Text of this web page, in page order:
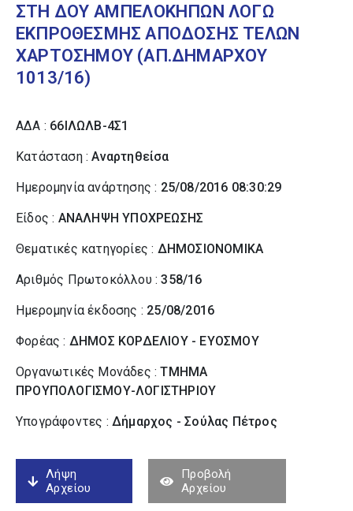
ΣΤΗ ΔΟΥ ΑΜΠΕΛΟΚΗΠΩΝ ΛΟΓΩ
ΕΚΠΡΟΘΕΣΜΗΣ ΑΠΟΔΟΣΗΣ ΤΕΛΩΝ
ΧΑΡΤΟΣΗΜΟΥ (ΑΠ.ΔΗΜΑΡΧΟΥ
1013/16)
ΑΔΑ : 66ΙΛΩΛΒ-4Σ1
Κατάσταση :Αναρτηθείσα
Ημερομηνία ανάρτησης : 25/08/2016 08:30:29
Είδος : ΑΝΑΛΗΨΗ ΥΠΟΧΡΕΩΣΗΣ
Θεματικές κατηγορίες : ΔΗΜΟΣΙΟΝΟΜΙΚΑ
Αριθμός Πρωτοκόλλου :358/16
Ημερομηνία έκδοσης : 25/08/2016
Φορέας : ΔΗΜΟΣ ΚΟΡΔΕΛΙΟΥ - ΕΥΟΣΜΟΥ
Οργανωτικές Μονάδες :ΤΜΗΜΑ
ΠΡΟΥΠΟΛΟΓΙΣΜΟΥ-ΛΟΓΙΣΤΗΡΙΟΥ
Υπογράφοντες : Δήμαρχος - Σούλας Πέτρος
Λήψη
Αρχείου
Προβολή
Αρχείου